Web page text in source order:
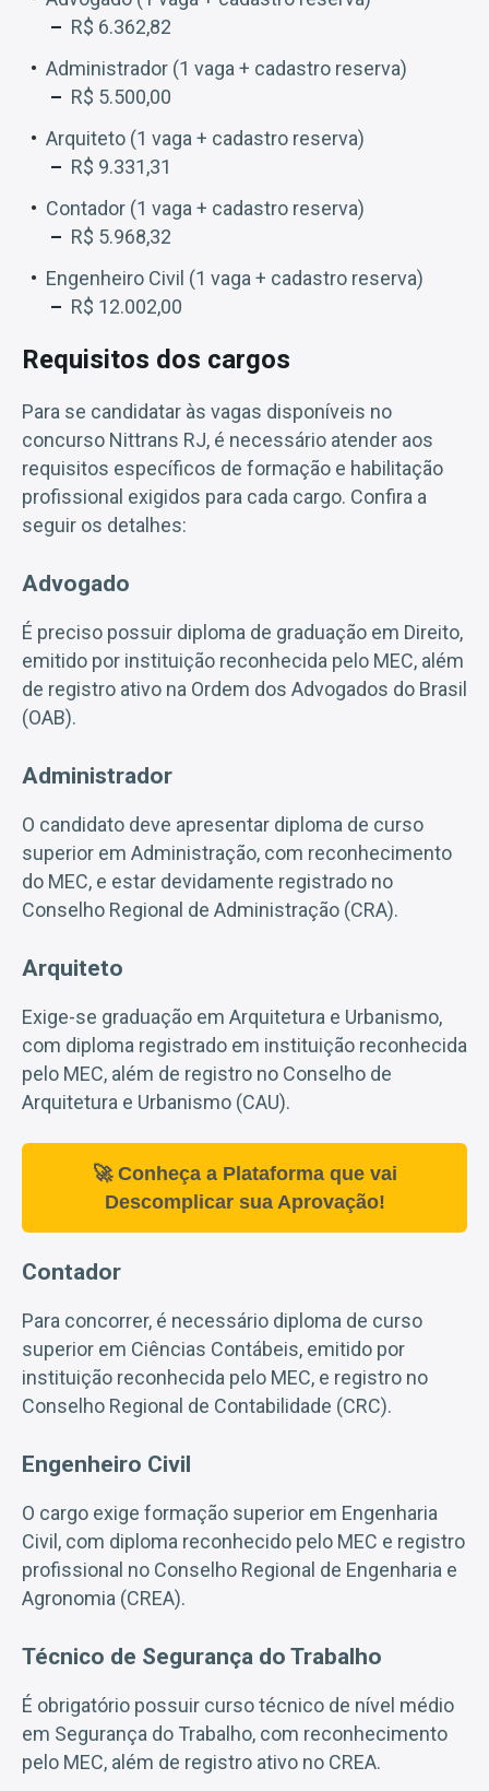
R$ 6.362,82
Administrador (1 vaga + cadastro reserva)
R$ 5.500,00
Arquiteto (1 vaga + cadastro reserva)
R$ 9.331,31
Contador (1 vaga + cadastro reserva)
R$ 5.968,32
Engenheiro Civil (1 vaga + cadastro reserva)
R$ 12.002,00
Requisitos dos cargos
Para se candidatar às vagas disponíveis no
concurso Nittrans RJ, é necessário atender aos
requisitos específicos de formação e habilitação
profissional exigidos para cada cargo. Confira a
seguir os detalhes:
Advogado
É preciso possuir diploma de graduação em Direito,
emitido por instituição reconhecida pelo MEC, além
de registro ativo na Ordem dos Advogados do Brasil
(OAB).
Administrador
O candidato deve apresentar diploma de curso
superior em Administração, com reconhecimento
do MEC, e estar devidamente registrado no
Conselho Regional de Administração (CRA).
Arquiteto
Exige-se graduação em Arquitetura e Urbanismo,
com diploma registrado em instituição reconhecida
pelo MEC, além de registro no Conselho de
Arquitetura e Urbanismo (CAU).
🚀 Conheça a Plataforma que vai
Descomplicar sua Aprovação!
Contador
Para concorrer, é necessário diploma de curso
superior em Ciências Contábeis, emitido por
instituição reconhecida pelo MEC, e registro no
Conselho Regional de Contabilidade (CRC).
Engenheiro Civil
O cargo exige formação superior em Engenharia
Civil, com diploma reconhecido pelo MEC e registro
profissional no Conselho Regional de Engenharia e
Agronomia (CREA).
Técnico de Segurança do Trabalho
É obrigatório possuir curso técnico de nível médio
em Segurança do Trabalho, com reconhecimento
pelo MEC, além de registro ativo no CREA.